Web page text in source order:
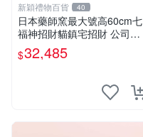
新穎禮物百貨 40
日本藥師窯最大號高60cm七
福神招財貓鎮宅招財 公司禮
品擺件
$32,485